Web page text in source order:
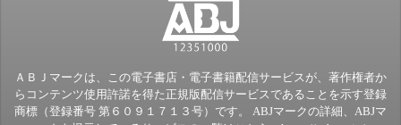
ＡＢＪマークは、この電子書店・電子書籍配信サービスが、著作権者か
らコンテンツ使用許諾を得た正規版配信サービスであることを示す登録
商標（登録番号 第６０９１７１３号）です。 ABJマークの詳細、ABJマ